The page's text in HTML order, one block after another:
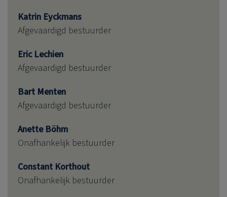
Katrin Eyckmans
Afgevaardigd bestuurder
Eric Lechien
Afgevaardigd bestuurder
Bart Menten
Afgevaardigd bestuurder
Anette Böhm
Onafhankelijk bestuurder
Constant Korthout
Onafhankelijk bestuurder